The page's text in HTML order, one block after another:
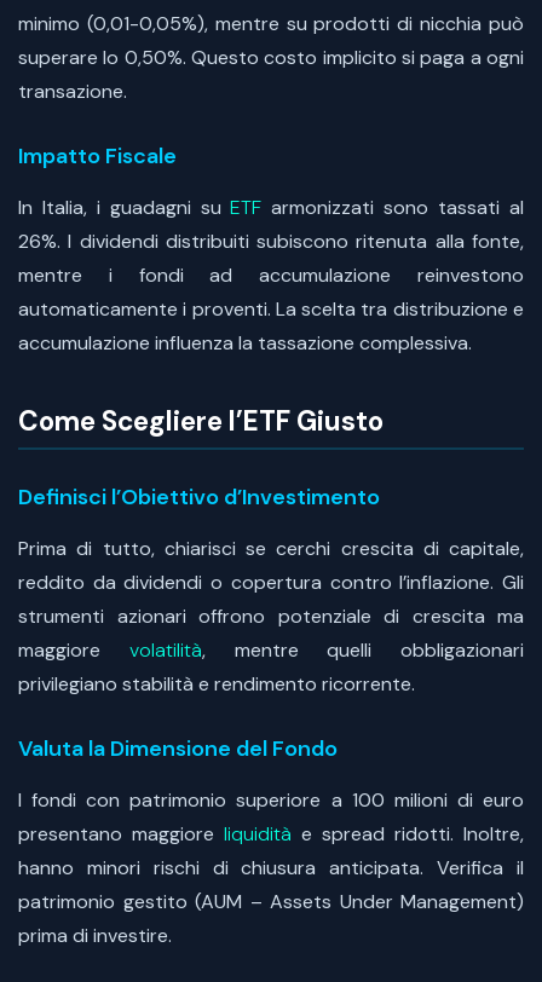
minimo (0,01-0,05%), mentre su prodotti di nicchia può
superare lo 0,50%. Questo costo implicito si paga a ogni
transazione.
Impatto Fiscale
In Italia, i guadagni suETF armonizzati sono tassati al
26%. I dividendi distribuiti subiscono ritenuta alla fonte,
mentre i fondi ad accumulazione reinvestono
automaticamente i proventi. La scelta tra distribuzione e
accumulazione influenza la tassazione complessiva.
Come Scegliere l’ETF Giusto
Definisci l’Obiettivo d’Investimento
Prima di tutto, chiarisci se cerchi crescita di capitale,
reddito da dividendi o copertura contro l’inflazione. Gli
strumenti azionari offrono potenziale di crescita ma
maggiore volatilità, mentre quelli obbligazionari
privilegiano stabilità e rendimento ricorrente.
Valuta la Dimensione del Fondo
I fondi con patrimonio superiore a 100 milioni di euro
presentano maggiore liquidità e spread ridotti. Inoltre,
hanno minori rischi di chiusura anticipata. Verifica il
patrimonio gestito (AUM – Assets Under Management)
prima di investire.